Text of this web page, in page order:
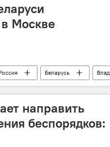
Москве
Беларусь
направить
беспорядков: